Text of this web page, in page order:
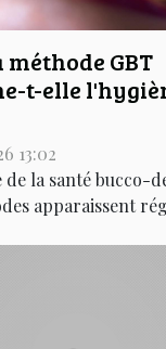
GBT
t-elle
13:02
de la santé bucco-
apparaissent